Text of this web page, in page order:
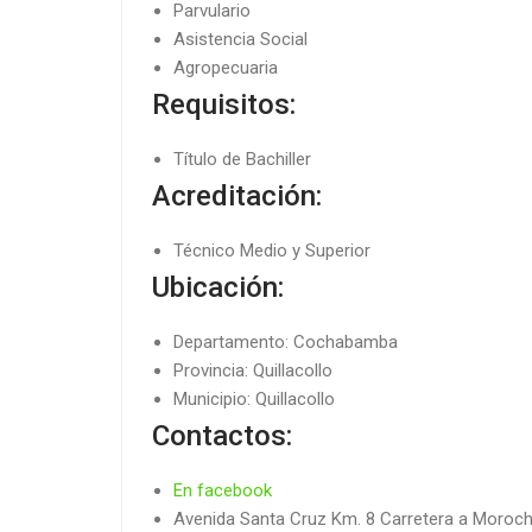
Parvulario
Asistencia Social
Agropecuaria
Requisitos:
Título de Bachiller
Acreditación:
Técnico Medio y Superior
Ubicación:
Departamento: Cochabamba
Provincia: Quillacollo
Municipio: Quillacollo
Contactos:
En facebook
Avenida Santa Cruz Km. 8 Carretera a